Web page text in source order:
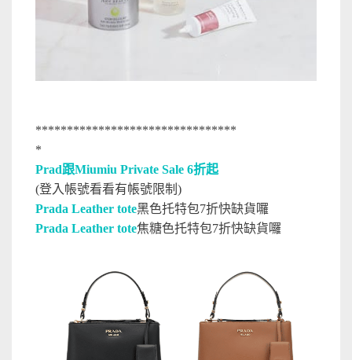
********************************
*
Prad跟Miumiu Private Sale 6折起
(登入帳號看看有帳號限制)
Prada Leather tote黑色托特包7折快缺貨囉
Prada Leather tote焦糖色托特包7折快缺貨囉